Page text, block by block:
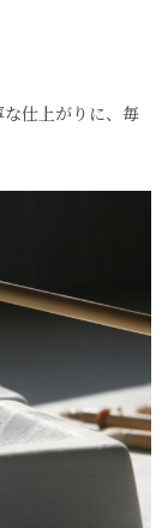
仕上がりに、毎